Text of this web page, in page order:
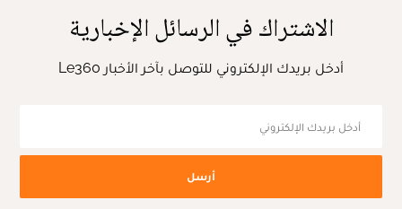
الاشتراك في الرسائل الإخبارية
أدخل بريدك الإلكتروني للتوصل بآخر الأخبار Le360
أرسل